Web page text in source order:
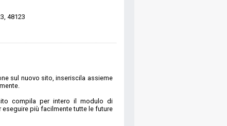
48123
sul nuovo sito, inseriscila assieme
compila per intero il modulo di
più facilmente tutte le future